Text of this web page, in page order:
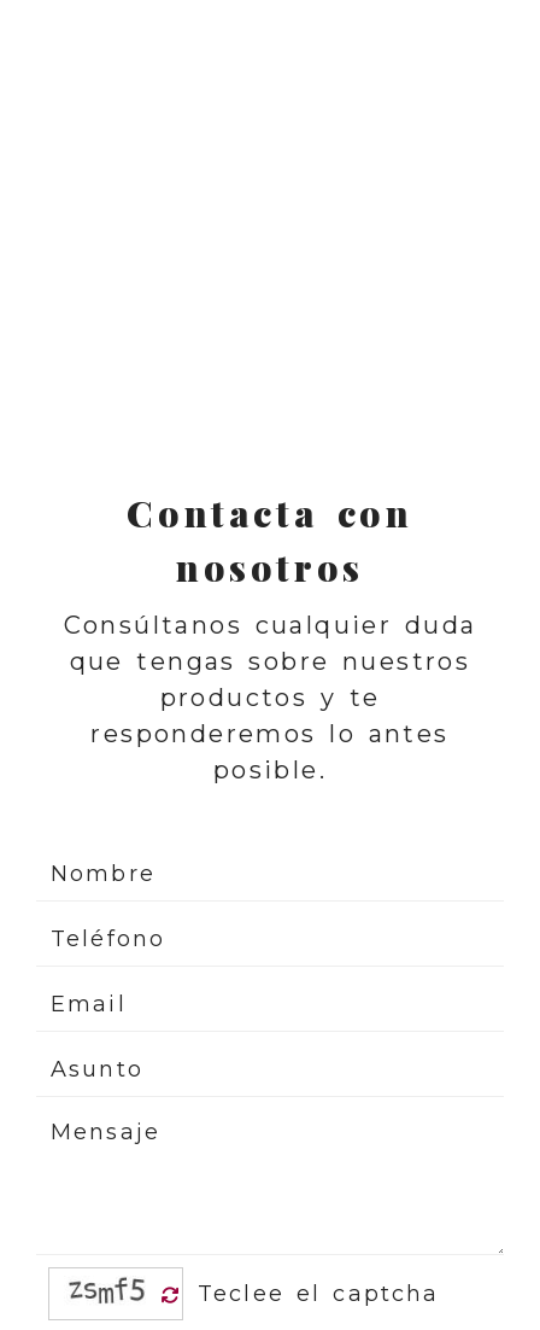
Contacta con
nosotros
Consúltanos cualquier duda
que tengas sobre nuestros
productos y te
responderemos lo antes
posible.